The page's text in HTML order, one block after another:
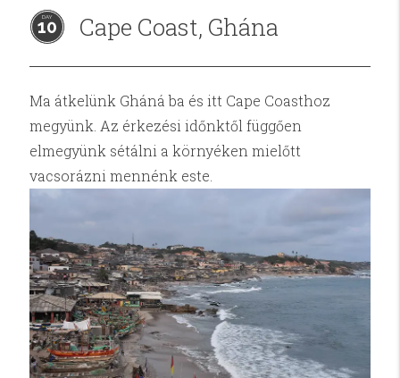
10 Cape Coast, Ghána
Ma átkelünk Gháná ba és itt Cape Coasthoz
megyünk. Az érkezési időnktől függően
elmegyünk sétálni a környéken mielőtt
vacsorázni mennénk este.